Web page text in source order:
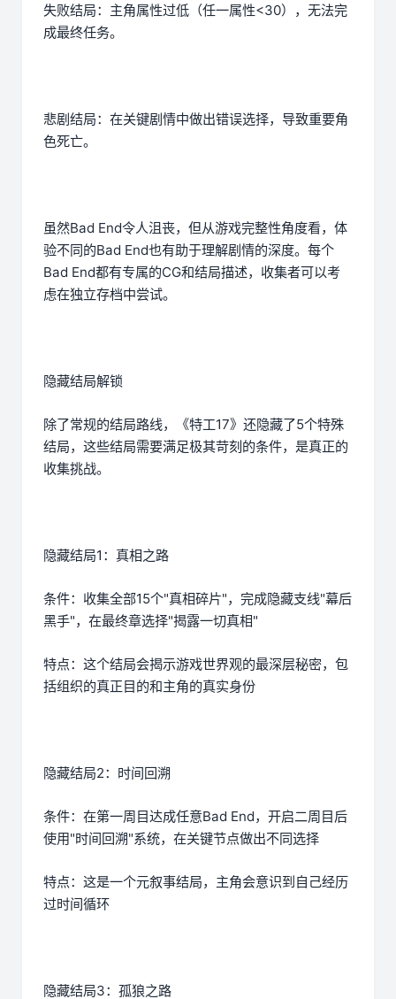
失败结局：主角属性过低（任一属性<30），无法完
成最终任务。
悲剧结局：在关键剧情中做出错误选择，导致重要角
色死亡。
虽然Bad End令人沮丧，但从游戏完整性角度看，体
验不同的Bad End也有助于理解剧情的深度。每个
Bad End都有专属的CG和结局描述，收集者可以考
虑在独立存档中尝试。
隐藏结局解锁
除了常规的结局路线，《特工17》还隐藏了5个特殊
结局，这些结局需要满足极其苛刻的条件，是真正的
收集挑战。
隐藏结局1：真相之路
条件：收集全部15个"真相碎片"，完成隐藏支线"幕后
黑手"，在最终章选择"揭露一切真相"
特点：这个结局会揭示游戏世界观的最深层秘密，包
括组织的真正目的和主角的真实身份
隐藏结局2：时间回溯
条件：在第一周目达成任意Bad End，开启二周目后
使用"时间回溯"系统，在关键节点做出不同选择
特点：这是一个元叙事结局，主角会意识到自己经历
过时间循环
隐藏结局3：孤狼之路